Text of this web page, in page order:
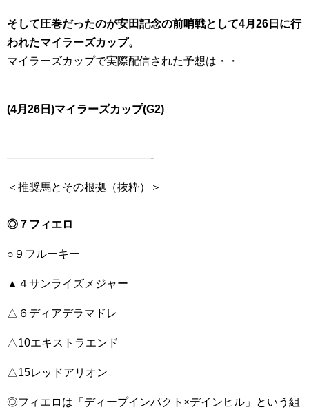
そして圧巻だったのが安田記念の前哨戦として4月26日に行
われたマイラーズカップ。
マイラーズカップで実際配信された予想は・・
(4月26日)マイラーズカップ(G2)
—————————————-
＜推奨馬とその根拠（抜粋）＞
◎７フィエロ
○９フルーキー
▲４サンライズメジャー
△６ディアデラマドレ
△10エキストラエンド
△15レッドアリオン
◎フィエロは「ディープインパクト×デインヒル」という組